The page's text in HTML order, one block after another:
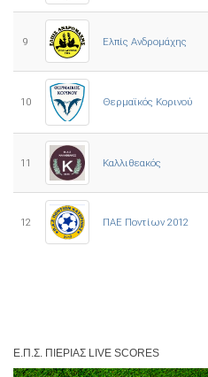
9 Ελπίς Ανδρομάχης
10 Θερμαϊκός Κορινού
11 Καλλιθεακός
12 ΠΑΕ Ποντίων 2012
Ε.Π.Σ. ΠΙΕΡΊΑΣ LIVE SCORES